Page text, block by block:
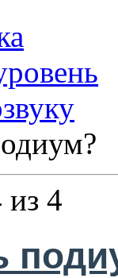
из 4